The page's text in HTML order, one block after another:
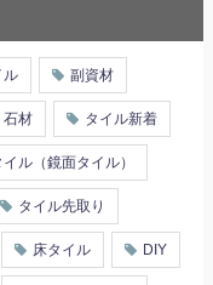
ル 副資材
石材 タイル新着
ル（鏡面タイル）
タイル先取り
床タイル DIY